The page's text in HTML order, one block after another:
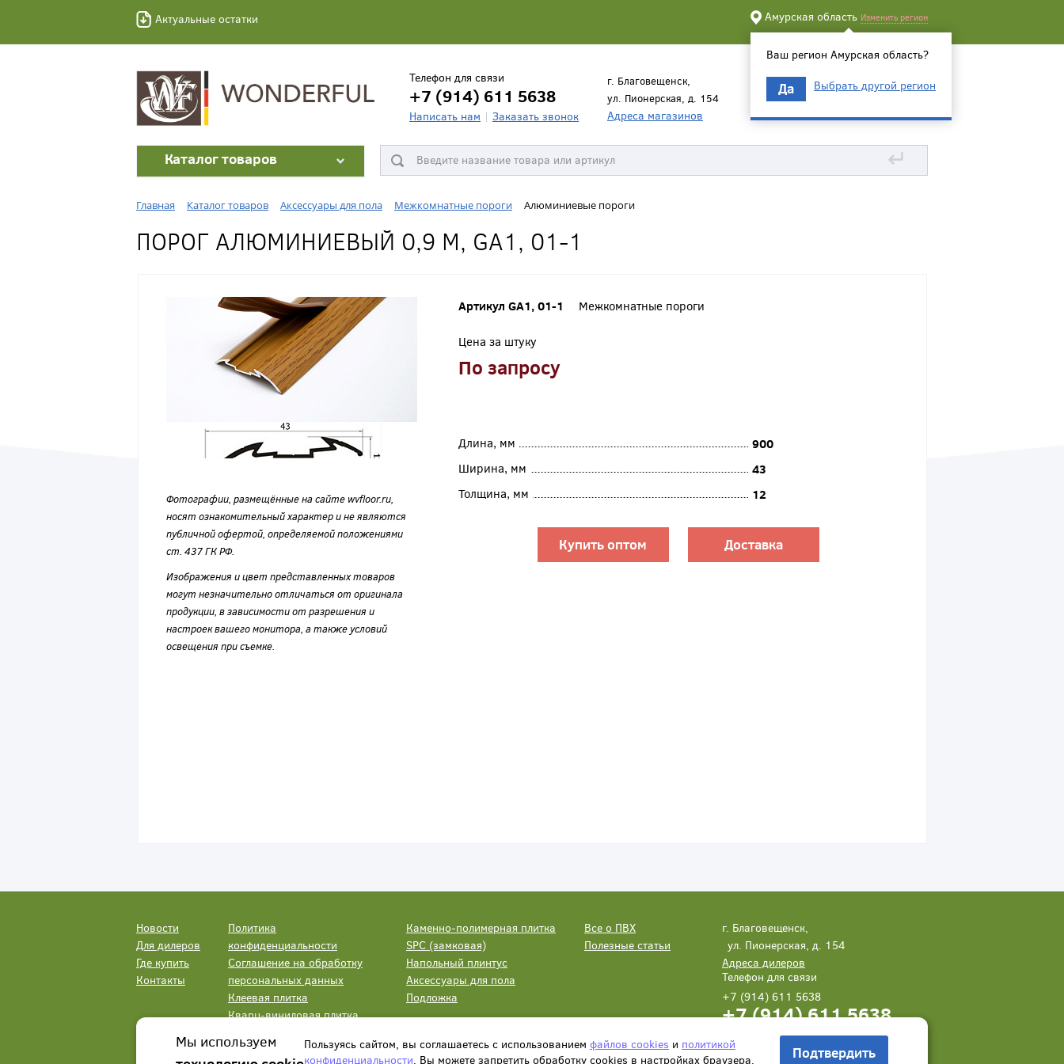
Актуальные остатки Амурская область Изменить регион
Ваш регион Амурская область?
Да Выбрать другой регион
Телефон для связи
+7 (914) 611 5638
Написать нам Заказать звонок
г. Благовещенск,
ул. Пионерская, д. 154
Адреса магазинов
Каталог товаров ↵
Главная Каталог товаров Аксессуары для пола Межкомнатные пороги Алюминиевые пороги
ПОРОГ АЛЮМИНИЕВЫЙ 0,9 М, GA1, 01-1
Фотографии, размещённые на сайте wvfloor.ru,
носят ознакомительный характер и не являются
публичной офертой, определяемой положениями
ст. 437 ГК РФ.
Изображения и цвет представленных товаров
могут незначительно отличаться от оригинала
продукции, в зависимости от разрешения и
настроек вашего монитора, а также условий
освещения при съемке.
Артикул GA1, 01-1 Межкомнатные пороги
Цена за штуку
По запросу
Длина, мм
900
Ширина, мм
43
Толщина, мм
12
Купить оптом Доставка
Новости
Для дилеров
Где купить
Контакты
Политика
конфиденциальности
Соглашение на обработку
персональных данных
Клеевая плитка
Кварц-виниловая плитка
Каменно-полимерная плитка
SPC (замковая)
Напольный плинтус
Аксессуары для пола
Подложка
Все о ПВХ
Полезные статьи
г. Благовещенск,
ул. Пионерская, д. 154
Адреса дилеров
Телефон для связи
+7 (914) 611 5638
+7 (914) 611 5638
Написать нам Заказать звонок
Мы используем
Пользуясь сайтом, вы соглашаетесь с использованием файлов cookies и политикой
конфиденциальности. Вы можете запретить обработку сookies в настройках браузера. Подтвердить